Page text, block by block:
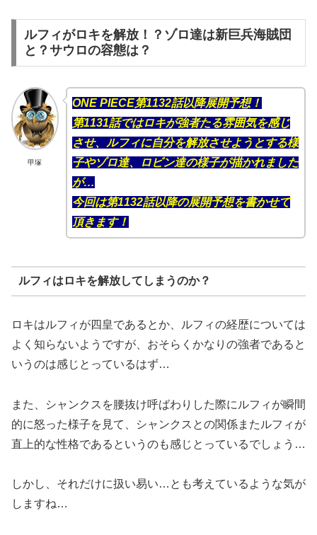
ルフィがロキを解放！？ゾロ達は新巨兵海賊団
と？サウロの容態は？
甲塚
ONE PIECE第1132話以降展開予想！
第1131話ではロキが強者たる雰囲気を感じ
させ、ルフィに自分を解放させようとする様
子やゾロ達、ロビン達の様子が描かれました
が…
今回は第1132話以降の展開予想を書かせて
頂きます！
ルフィはロキを解放してしまうのか？
ロキはルフィが四皇であるとか、ルフィの経歴については
よく知らないようですが、おそらくかなりの強者であると
いうのは感じとっているはず…
また、シャンクスを腰抜け呼ばわりした際にルフィが瞬間
的に怒った様子を見て、シャンクスとの関係またルフィが
直上的な性格であるというのも感じとっているでしょう…
しかし、それだけに扱い易い…とも考えているような気が
しますね…